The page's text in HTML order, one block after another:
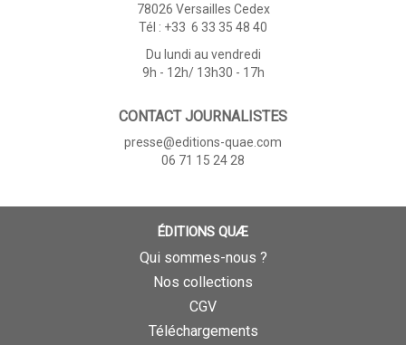
78026 Versailles Cedex
Tél : +33 6 33 35 48 40
Du lundi au vendredi
9h - 12h/ 13h30 - 17h
CONTACT JOURNALISTES
presse@editions-quae.com
06 71 15 24 28
ÉDITIONS QUÆ
Qui sommes-nous ?
Nos collections
CGV
Téléchargements